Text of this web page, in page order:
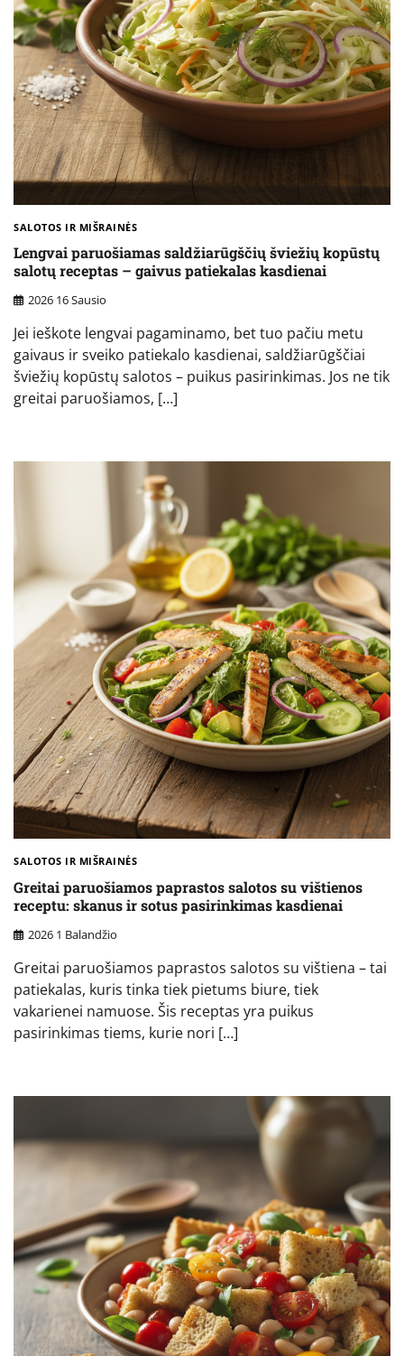
SALOTOS IR MIŠRAINĖS
Lengvai paruošiamas saldžiarūgščių šviežių kopūstų
salotų receptas – gaivus patiekalas kasdienai
2026 16 Sausio
Jei ieškote lengvai pagaminamo, bet tuo pačiu metu
gaivaus ir sveiko patiekalo kasdienai, saldžiarūgščiai
šviežių kopūstų salotos – puikus pasirinkimas. Jos ne tik
greitai paruošiamos, […]
SALOTOS IR MIŠRAINĖS
Greitai paruošiamos paprastos salotos su vištienos
receptu: skanus ir sotus pasirinkimas kasdienai
2026 1 Balandžio
Greitai paruošiamos paprastos salotos su vištiena – tai
patiekalas, kuris tinka tiek pietums biure, tiek
vakarienei namuose. Šis receptas yra puikus
pasirinkimas tiems, kurie nori […]